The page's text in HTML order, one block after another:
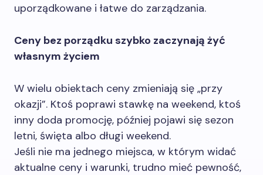
uporządkowane i łatwe do zarządzania.
Ceny bez porządku szybko zaczynają żyć
własnym życiem
W wielu obiektach ceny zmieniają się „przy
okazji”. Ktoś poprawi stawkę na weekend, ktoś
inny doda promocję, później pojawi się sezon
letni, święta albo długi weekend.
Jeśli nie ma jednego miejsca, w którym widać
aktualne ceny i warunki, trudno mieć pewność,